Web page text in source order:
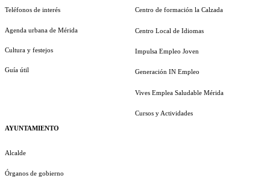
Teléfonos de interés
Agenda urbana de Mérida
Cultura y festejos
Guía útil
AYUNTAMIENTO
Alcalde
Órganos de gobierno
Centro de formación la Calzada
Centro Local de Idiomas
Impulsa Empleo Joven
Generación IN Empleo
Vives Emplea Saludable Mérida
Cursos y Actividades